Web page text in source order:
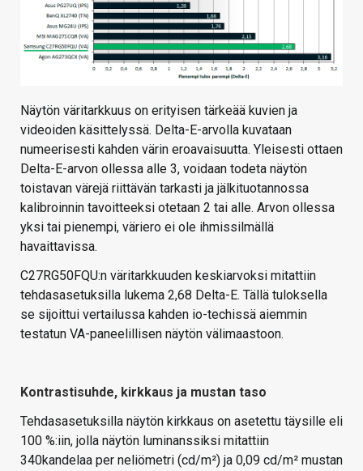
Näytön väritarkkuus on erityisen tärkeää kuvien ja
videoiden käsittelyssä. Delta-E-arvolla kuvataan
numeerisesti kahden värin eroavaisuutta. Yleisesti ottaen
Delta-E-arvon ollessa alle 3, voidaan todeta näytön
toistavan värejä riittävän tarkasti ja jälkituotannossa
kalibroinnin tavoitteeksi otetaan 2 tai alle. Arvon ollessa
yksi tai pienempi, väriero ei ole ihmissilmällä
havaittavissa.
C27RG50FQU:n väritarkkuuden keskiarvoksi mitattiin
tehdasasetuksilla lukema 2,68 Delta-E. Tällä tuloksella
se sijoittui vertailussa kahden io-techissä aiemmin
testatun VA-paneelillisen näytön välimaastoon.
Kontrastisuhde, kirkkaus ja mustan taso
Tehdasasetuksilla näytön kirkkaus on asetettu täysille eli
100 %:iin, jolla näytön luminanssiksi mitattiin
340kandelaa per neliömetri (cd/m²) ja 0,09 cd/m² mustan